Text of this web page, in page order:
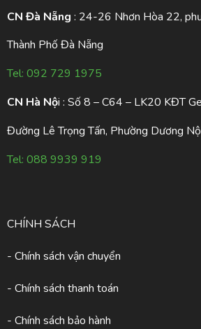
CN Đà Nẵng : 24-26 Nhơn Hòa 22,
Thành Phố Đà Nẵng
Tel: 092 729 1975
CN Hà Nội : Số 8 – C64 – LK20 KĐT
Đường Lê Trọng Tấn, Phường Dương
Tel: 088 9939 919
CHÍNH SÁCH
- Chính sách vận chuyển
- Chính sách thanh toán
- Chính sách bảo hành